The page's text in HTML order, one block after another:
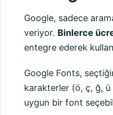
Google, sadece
veriyor. Binlerce
entegre ederek
Google Fonts,
karakterler (ö, ç, ğ, ü
uygun bir font